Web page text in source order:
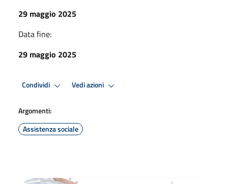
29 maggio 2025
Data fine:
29 maggio 2025
Condividi Vedi azioni
Argomenti:
Assistenza sociale